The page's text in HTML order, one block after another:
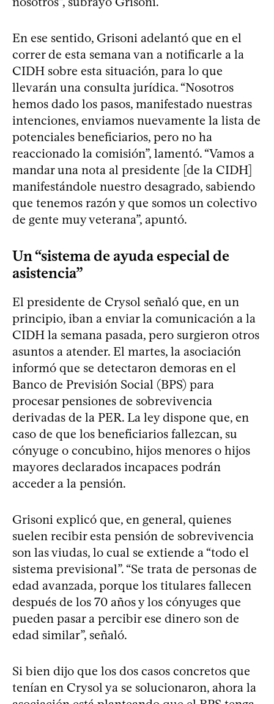
En ese sentido, Grisoni adelantó que en el
correr de esta semana van a notificarle a la
CIDH sobre esta situación, para lo que
llevarán una consulta jurídica. “Nosotros
hemos dado los pasos, manifestado nuestras
intenciones, enviamos nuevamente la lista de
potenciales beneficiarios, pero no ha
reaccionado la comisión”, lamentó. “Vamos a
mandar una nota al presidente [de la CIDH]
manifestándole nuestro desagrado, sabiendo
que tenemos razón y que somos un colectivo
de gente muy veterana”, apuntó.
Un “sistema de ayuda especial de
asistencia”
El presidente de Crysol señaló que, en un
principio, iban a enviar la comunicación a la
CIDH la semana pasada, pero surgieron otros
asuntos a atender. El martes, la asociación
informó que se detectaron demoras en el
Banco de Previsión Social (BPS) para
procesar pensiones de sobrevivencia
derivadas de la PER. La ley dispone que, en
caso de que los beneficiarios fallezcan, su
cónyuge o concubino, hijos menores o hijos
mayores declarados incapaces podrán
acceder a la pensión.
Grisoni explicó que, en general, quienes
suelen recibir esta pensión de sobrevivencia
son las viudas, lo cual se extiende a “todo el
sistema previsional”. “Se trata de personas de
edad avanzada, porque los titulares fallecen
después de los 70 años y los cónyuges que
pueden pasar a percibir ese dinero son de
edad similar”, señaló.
Si bien dijo que los dos casos concretos que
tenían en Crysol ya se solucionaron, ahora la